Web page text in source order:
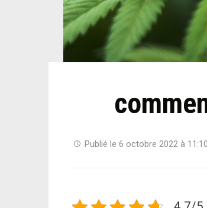
Publié le 6 octobre 2022 à 11:10